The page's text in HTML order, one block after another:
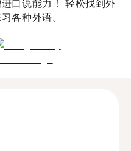
口说能力！ 轻松找到外
各种外语。